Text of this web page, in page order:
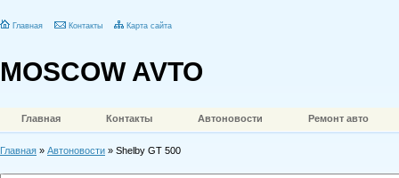
Главная Контакты Карта сайта
MOSCOW AVTO
Главная Контакты Автоновости Ремонт авто
Главная » Автоновости » Shelby GT 500